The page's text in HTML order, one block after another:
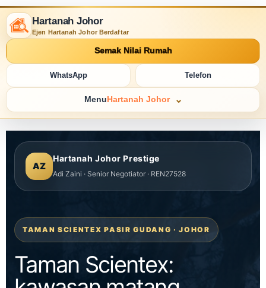
Hartanah Johor
Ejen Hartanah Johor Berdaftar
Semak Nilai Rumah
WhatsApp Telefon
Menu Hartanah Johor
AZ
Hartanah Johor Prestige
Adi Zaini · Senior Negotiator · REN27528
TAMAN SCIENTEX PASIR GUDANG · JOHOR
Taman Scientex: